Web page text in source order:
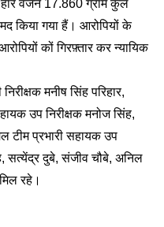
वजन 17.860 ग्राम कुल
किया गया हैं। आरोपियों के
कों गिरफ़्तार कर न्यायिक
मनीष सिंह परिहार,
उप निरीक्षक मनोज सिंह,
टीम प्रभारी सहायक उप
सत्येंद्र दुबे, संजीव चौबे, अनिल
रहे।